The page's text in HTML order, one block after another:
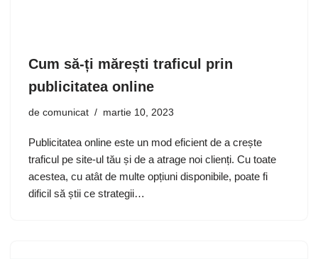
Cum să-ți mărești traficul prin
publicitatea online
de comunicat martie 10, 2023
Publicitatea online este un mod eficient de a crește
traficul pe site-ul tău și de a atrage noi clienți. Cu toate
acestea, cu atât de multe opțiuni disponibile, poate fi
dificil să știi ce strategii…